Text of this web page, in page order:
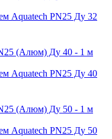
Aquatech PN25 Ду 32
Aquatech PN25 Ду 40
Aquatech PN25 Ду 50